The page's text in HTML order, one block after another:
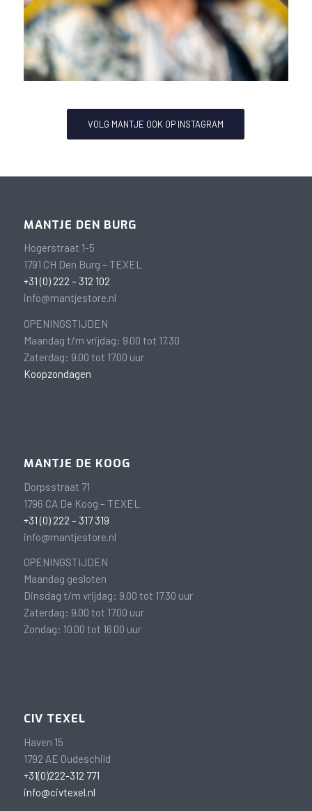
VOLG MANTJE OOK OP INSTAGRAM
MANTJE DEN BURG
Hogerstraat 1-5
1791 CH Den Burg – TEXEL
+31 (0) 222 – 312 102
info@mantjestore.nl
OPENINGSTIJDEN
Maandag t/m vrijdag: 9.00 tot 17.30
Zaterdag: 9.00 tot 17.00 uur
Koopzondagen
MANTJE DE KOOG
Dorpsstraat 71
1796 CA De Koog – TEXEL
+31 (0) 222 – 317 319
info@mantjestore.nl
OPENINGSTIJDEN
Maandag gesloten
Dinsdag t/m vrijdag: 9.00 tot 17.30 uur
Zaterdag: 9.00 tot 17.00 uur
Zondag: 10.00 tot 16.00 uur
CIV TEXEL
Haven 15
1792 AE Oudeschild
+31(0)222-312 771
info@civtexel.nl